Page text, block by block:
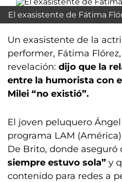
El exasistente de Fátima
Un exasistente de la
performer, Fátima
revelación: dijo que la
entre la humorista con
Milei “no existió”.
El joven peluquero
programa LAM
De Brito, donde aseguró
siempre estuvo sola” y
contenido para redes a